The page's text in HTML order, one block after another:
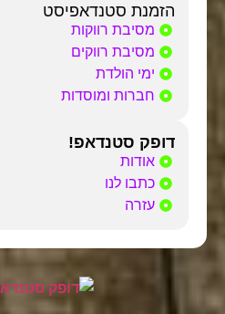
הזמנת סטנדאפיסט
מסיבת רווקות
מסיבת רווקים
ימי הולדת
חברות ומוסדות
דופק סטנדאפ!
אודות
כתבו לנו
עזרה